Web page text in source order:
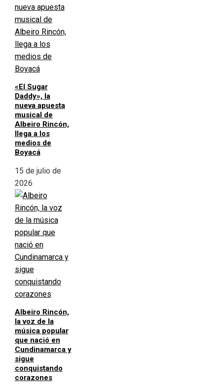
«El Sugar
Daddy», la
nueva apuesta
musical de
Albeiro Rincón,
llega a los
medios de
Boyacá
15 de julio de
2026
Albeiro Rincón,
la voz de la
música popular
que nació en
Cundinamarca y
sigue
conquistando
corazones